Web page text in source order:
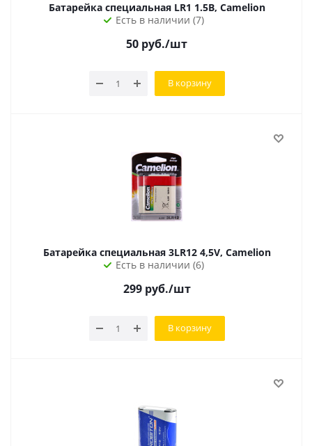
Батарейка специальная LR1 1.5В, Camelion
Есть в наличии (7)
50 руб./шт
В корзину
Батарейка специальная 3LR12 4,5V, Camelion
Есть в наличии (6)
299руб./шт
В корзину